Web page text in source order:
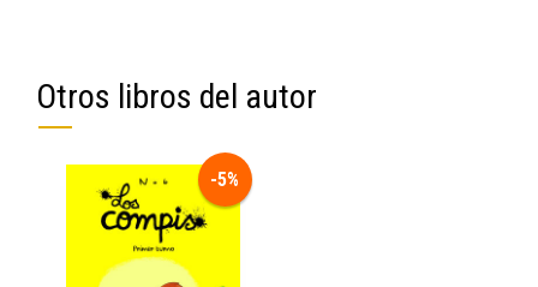
Otros libros del autor
-5%